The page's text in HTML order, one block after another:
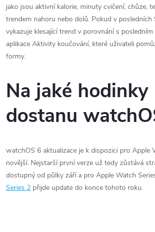
jako jsou aktivní kalorie, minuty cvičení, chůze,
trendem nahoru nebo dolů. Pokud v
vykazuje klesající trend v porovnání s
aplikace Aktivity koučování, které uživateli
formy.
Na jaké hodinky
dostanu
watchOS 6 aktualizace je k dispozici pro Apple
novější. Nejstarší první verze už tedy zůstává
dostupný od půlky září a pro Apple Watch
Series 2 přijde update do konce tohoto roku.